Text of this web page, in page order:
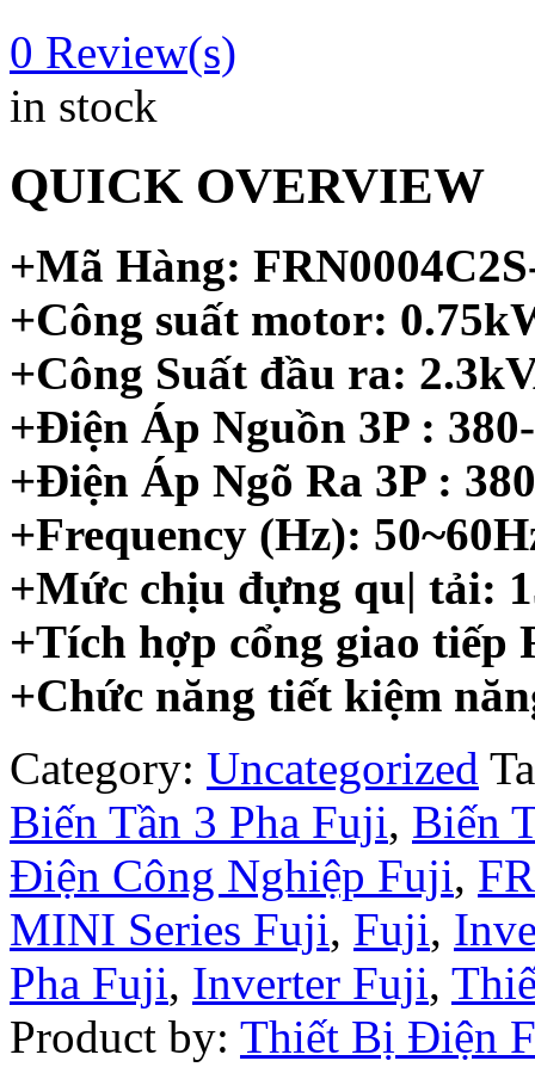
0 Review(s)
in stock
QUICK OVERVIEW
+Mã Hàng:
+Công suất motor:
+Công Suất đầu ra:
+Điện Áp Nguồn 3P :
+Điện Áp Ngõ Ra 3P :
+Frequency (Hz):
+Mức chịu đựng qu| tải:
+Tích hợp cổng giao tiếp
+Chức năng tiết kiệm
Category: Uncategorized
Biến Tần 3 Pha Fuji, Biến
Điện Công Nghiệp Fuji,
MINI Series Fuji, Fuji,
Pha Fuji, Inverter Fuji,
Product by: Thiết Bị Điện